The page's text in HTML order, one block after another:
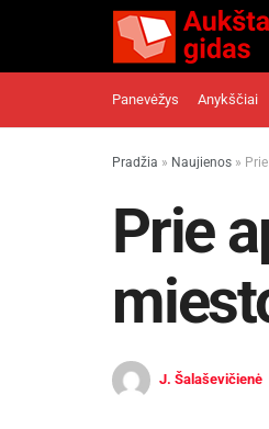
Panevėžys Anykščiai
Pradžia » Naujienos »
Prie
J. Šalaševičienė